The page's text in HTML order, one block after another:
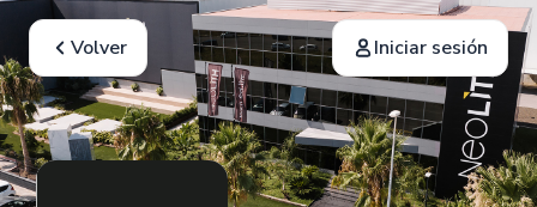
Volver Iniciar sesión